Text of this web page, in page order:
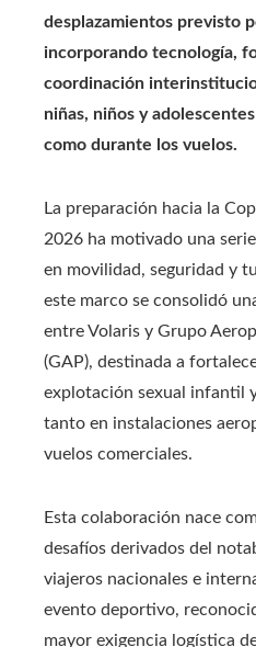
desplazamientos previsto
incorporando tecnología,
coordinación
niñas, niños y
como durante los vuelos.
La preparación hacia la
2026 ha motivado una
en movilidad, seguridad y
este marco se consolidó
entre Volaris y Grupo
(GAP), destinada a
explotación sexual infantil
tanto en instalaciones
vuelos comerciales.
Esta colaboración nace
desafíos derivados del
viajeros nacionales e
evento deportivo,
mayor exigencia logística